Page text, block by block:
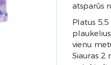
atsparūs
Platus
vienu
Siauras 2